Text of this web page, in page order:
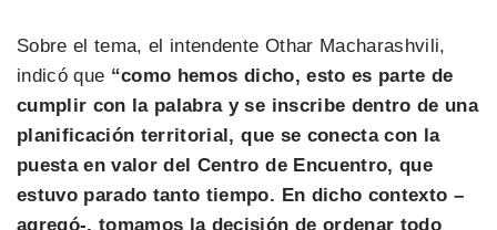
Sobre el tema, el intendente Othar Macharashvili,
indicó que “como hemos dicho, esto es parte de
cumplir con la palabra y se inscribe dentro de una
planificación territorial, que se conecta con la
puesta en valor del Centro de Encuentro, que
estuvo parado tanto tiempo. En dicho contexto –
agregó-, tomamos la decisión de ordenar todo